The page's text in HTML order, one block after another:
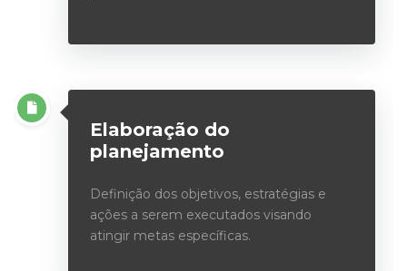
Elaboração do
planejamento
Definição dos objetivos, estratégias e
ações a serem executados visando
atingir metas específicas.